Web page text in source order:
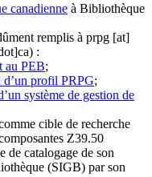
canadienne à Bibliothèque
remplis à prpg [at]
:
au PEB;
d’un profil PRPG;
système de gestion de
cible de recherche
Z39.50
de catalogage de son
(SIGB) par son